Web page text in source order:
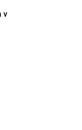
v